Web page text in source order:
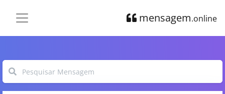
mensagem.online